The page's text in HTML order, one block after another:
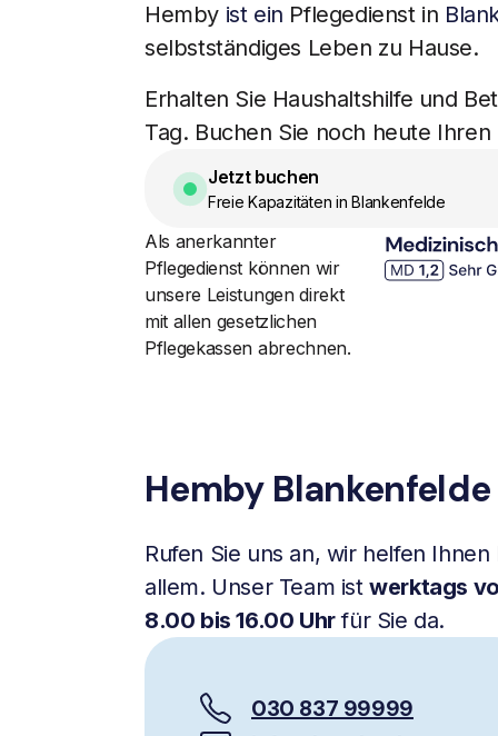
Hemby ist ein Pflegedienst in
selbstständiges Leben zu Hause.
Erhalten Sie Haushaltshilfe und
Tag. Buchen Sie noch heute
Jetzt buchen
Freie Kapazitäten in Blankenfelde
Als anerkannter
Pflegedienst können wir
unsere Leistungen direkt
mit allen gesetzlichen
Pflegekassen abrechnen.
Hemby Blankenfelde
Rufen Sie uns an, wir helfen Ihnen
allem. Unser Team istwerktags
8.00 bis 16.00 Uhrfür Sie da.
030 837 99999